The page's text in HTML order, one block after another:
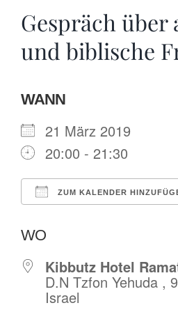
Spenden
Gespräch über
und biblische
WANN
21 März 2019
20:00 - 21:30
ZUM KALENDER
WO
Kibbutz Hotel
D.N Tzfon Yehuda ,
Israel